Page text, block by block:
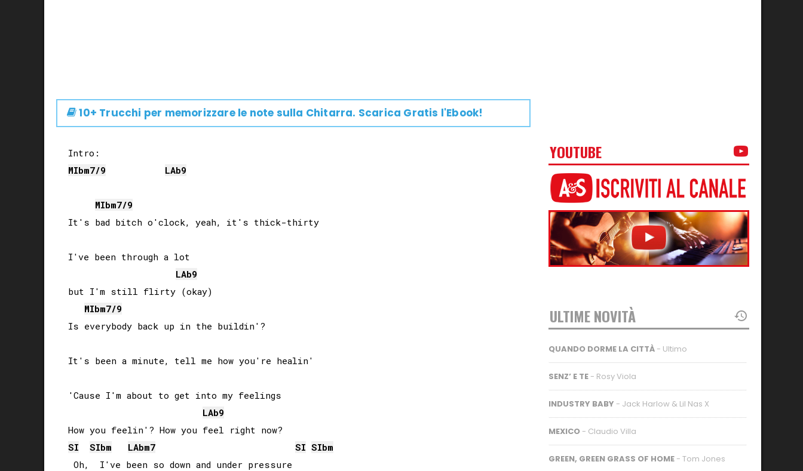
10+ Trucchi per memorizzare le note sulla Chitarra. Scarica Gratis l'Ebook!
MIbm7/9 LAb9
MIbm7/9
It's bad bitch o'clock, yeah, it's thick-thirty
I've been through a lot
LAb9
but I'm still flirty (okay)
MIbm7/9
Is everybody back up in the buildin'?
It's been a minute, tell me how you're healin'
'Cause I'm about to get into my feelings
LAb9
SI
SIbm LAbm7 SI SIbm
Oh,  I've been so down and under pressure
YOUTUBE
ULTIME NOVITÀ
QUANDO DORME LA CITTÀ - Ultimo
SENZ’ E TE - Rosy Viola
INDUSTRY BABY - Jack Harlow & Lil Nas X
MEXICO - Claudio Villa
GREEN, GREEN GRASS OF HOME - Tom Jones